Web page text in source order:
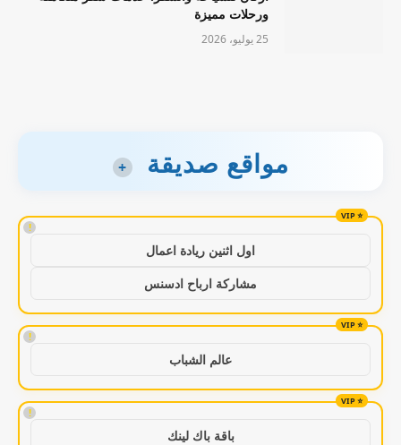
ورحلات مميزة
25 يوليو، 2026
مواقع صديقة +
!
اول اثنين ريادة اعمال
مشاركة ارباح ادسنس
!
عالم الشباب
!
باقة باك لينك